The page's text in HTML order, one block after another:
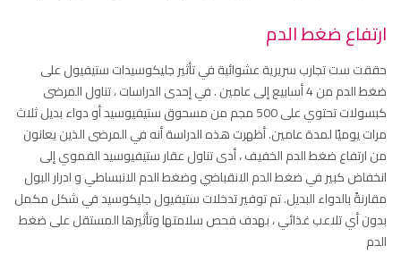
ارتفاع ضغط الدم
حققت ست تجارب سريرية عشوائية في تأثير جليكوسيدات ستيفيول على
ضغط الدم من 4 أسابيع إلى عامين . في إحدى الدراسات ، تناول المرضى
كبسولات تحتوي على 500 مجم من مسحوق ستيفيوسيد أو دواء بديل ثلاث
مرات يوميًا لمدة عامين. أظهرت هذه الدراسة أنه في المرضى الذين يعانون
من ارتفاع ضغط الدم الخفيف ، أدى تناول عقار ستيفيوسيد الفموي إلى
انخفاض كبير في ضغط الدم الانقباضي وضغط الدم الانبساطي و ادرار البول
مقارنةً بالدواء البديل. تم توفير تدخلات ستيفيول جليكوسيد في شكل مكمل
بدون أي تلاعب غذائي ، بهدف فحص سلامتها وتأثيرها المستقل على ضغط
الدم